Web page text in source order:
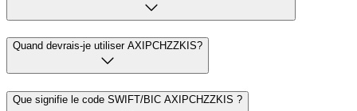
Quand devrais-je utiliser AXIPCHZZKIS?
Que signifie le code SWIFT/BIC AXIPCHZZKIS ?